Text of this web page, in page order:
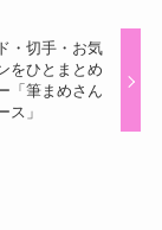
・切手・お気
をひとまとめ
「筆まめさん
ス」